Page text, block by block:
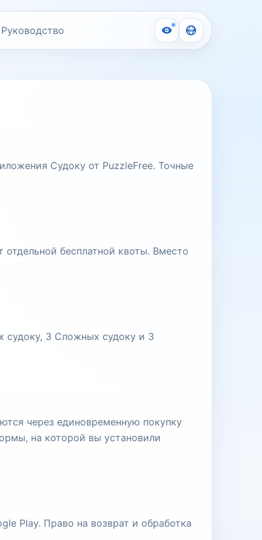
Руководство
Судоку от PuzzleFree. Точные
бесплатной квоты. Вместо
судоку, 3 Сложных судоку и 3
через единовременную покупку
на которой вы установили
Play. Право на возврат и обработка